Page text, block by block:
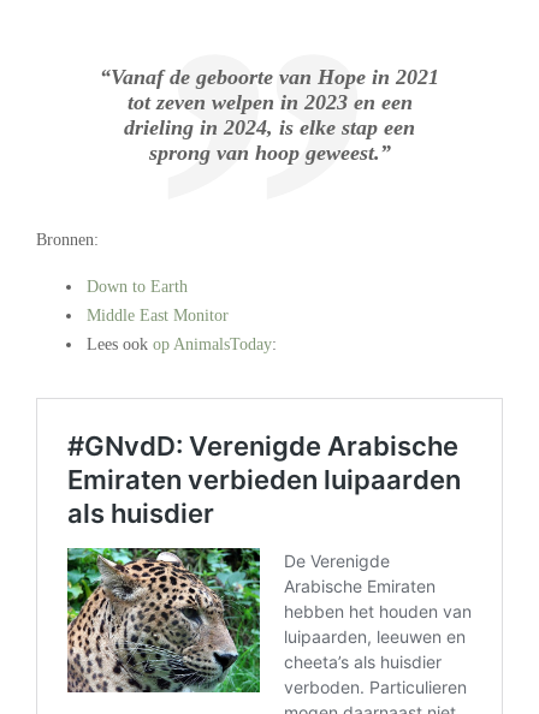
“Vanaf de geboorte van Hope in 2021
tot zeven welpen in 2023 en een
drieling in 2024, is elke stap een
sprong van hoop geweest.”
Bronnen:
Down to Earth
Middle East Monitor
Lees ook op AnimalsToday: